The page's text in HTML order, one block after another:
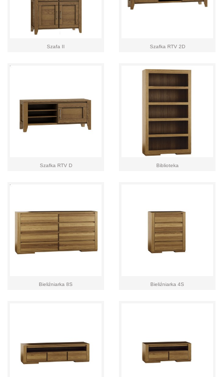
Szafa II Szafka RTV 2D
Szafka RTV D Biblioteka
Bieliźniarka 8S Bieliźniarka 4S